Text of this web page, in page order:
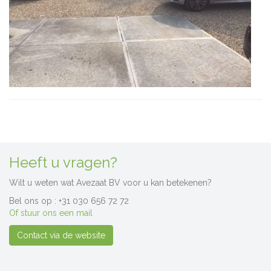
Heeft u vragen?
Wilt u weten wat Avezaat BV voor u kan betekenen?
Bel ons op : +31 030 656 72 72
Of stuur ons een mail
Contact via de website